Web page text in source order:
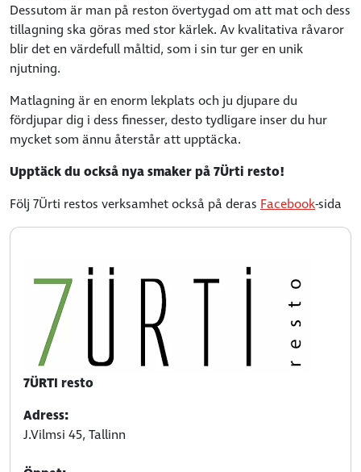
Dessutom är man på reston övertygad om att mat och dess
tillagning ska göras med stor kärlek. Av kvalitativa råvaror
blir det en värdefull måltid, som i sin tur ger en unik
njutning.
Matlagning är en enorm lekplats och ju djupare du
fördjupar dig i dess finesser, desto tydligare inser du hur
mycket som ännu återstår att upptäcka.
Upptäck du också nya smaker på 7Ürti resto!
Följ 7Ürti restos verksamhet också på deras Facebook-sida
7ÜRTI resto
Adress:
J.Vilmsi 45, Tallinn